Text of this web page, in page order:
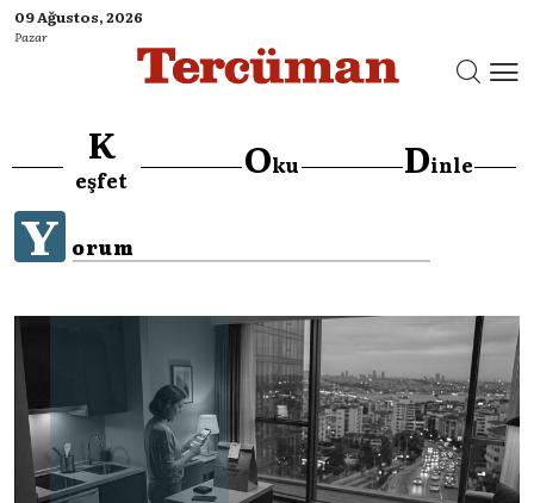
09 Ağustos, 2026
Pazar
K
eşfet Oku Dinle
Y orum